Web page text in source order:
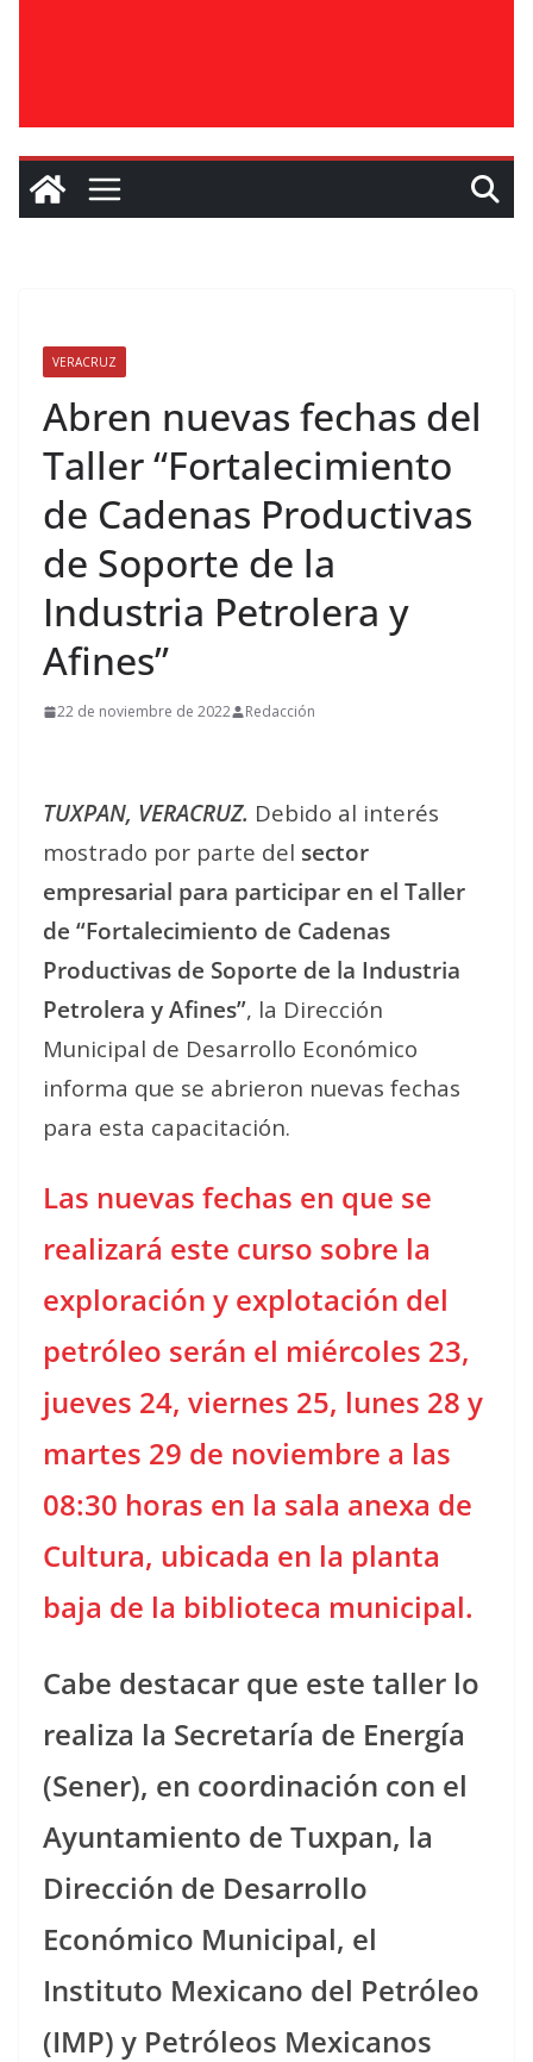
VERACRUZ
Abren nuevas fechas del
Taller “Fortalecimiento
de Cadenas Productivas
de Soporte de la
Industria Petrolera y
Afines”
22 de noviembre de 2022 Redacción
TUXPAN, VERACRUZ. Debido al interés
mostrado por parte del sector
empresarial para participar en el Taller
de “Fortalecimiento de Cadenas
Productivas de Soporte de la Industria
Petrolera y Afines”, la Dirección
Municipal de Desarrollo Económico
informa que se abrieron nuevas fechas
para esta capacitación.
Las nuevas fechas en que se
realizará este curso sobre la
exploración y explotación del
petróleo serán el miércoles 23,
jueves 24, viernes 25, lunes 28 y
martes 29 de noviembre a las
08:30 horas en la sala anexa de
Cultura, ubicada en la planta
baja de la biblioteca municipal.
Cabe destacar que este taller lo
realiza la Secretaría de Energía
(Sener), en coordinación con el
Ayuntamiento de Tuxpan, la
Dirección de Desarrollo
Económico Municipal, el
Instituto Mexicano del Petróleo
(IMP) y Petróleos Mexicanos